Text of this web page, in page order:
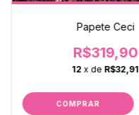
Papete Ceci
R$319,90
12 x de R$32,91
COMPRAR